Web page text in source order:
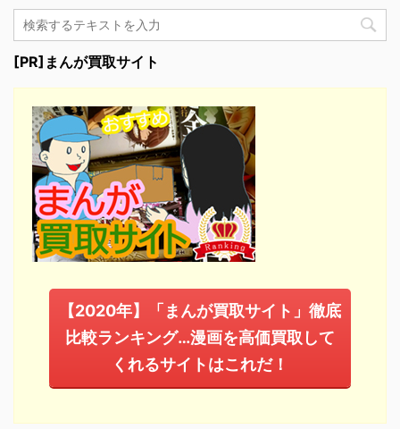
[PR]まんが買取サイト
【2020年】「まんが買取サイト」徹底
比較ランキング…漫画を高価買取して
くれるサイトはこれだ！